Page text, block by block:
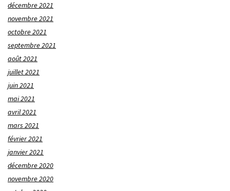
décembre 2021
novembre 2021
octobre 2021
septembre 2021
août 2021
juillet 2021
juin 2021
mai 2021
avril 2021
mars 2021
février 2021
janvier 2021
décembre 2020
novembre 2020